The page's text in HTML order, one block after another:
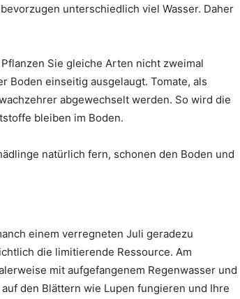
unterschiedlich viel Wasser. Daher
Sie gleiche Arten nicht zweimal
Boden einseitig ausgelaugt. Tomate, als
abgewechselt werden. So wird die
bleiben im Boden.
natürlich fern, schonen den Boden und
einem verregneten Juli geradezu
die limitierende Ressource. Am
mit aufgefangenem Regenwasser und
den Blättern wie Lupen fungieren und Ihre